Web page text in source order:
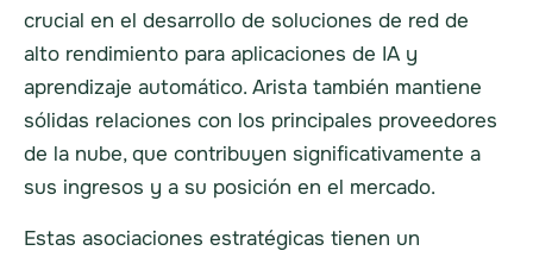
crucial en el desarrollo de soluciones de red de
alto rendimiento para aplicaciones de IA y
aprendizaje automático. Arista también mantiene
sólidas relaciones con los principales proveedores
de la nube, que contribuyen significativamente a
sus ingresos y a su posición en el mercado.
Estas asociaciones estratégicas tienen un